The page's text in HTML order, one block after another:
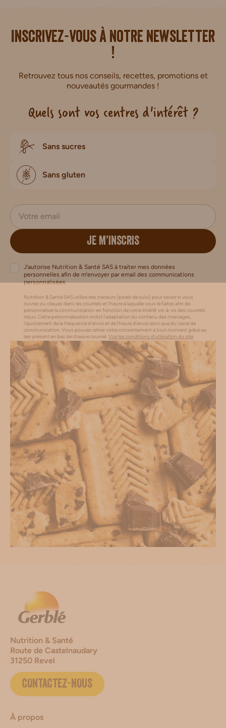
Inscrivez-vous à notre newsletter
!
Retrouvez tous nos conseils, recettes, promotions et
nouveautés gourmandes !
Quels sont vos centres d'intérêt ?
Sans sucres
Sans gluten
JE M’INSCRIS
J’autorise Nutrition & Santé SAS à traiter mes données
personnelles afin de m’envoyer par email des communications
personnalisées.
Nutrition & Santé SAS utilise des traceurs (pixels de suivi) pour savoir si vous
ouvrez ou cliquez dans les courriels et l’heure à laquelle vous le faites afin de
personnaliser la communication en fonction de votre intérêt vis-à-vis des courriels
reçus. Cette personnalisation inclut l’adaptation du contenu des messages,
l'ajustement de la fréquence d’envoi et de l’heure d’envoi ainsi que du canal de
communication. Vous pouvez retirer votre consentement à tout moment grâce au
lien présent en bas de chaque courriel.Voir les conditions d'utilisation du site
Nutrition & Santé
Route de Castelnaudary
31250 Revel
CONTACTEZ-NOUS
À propos